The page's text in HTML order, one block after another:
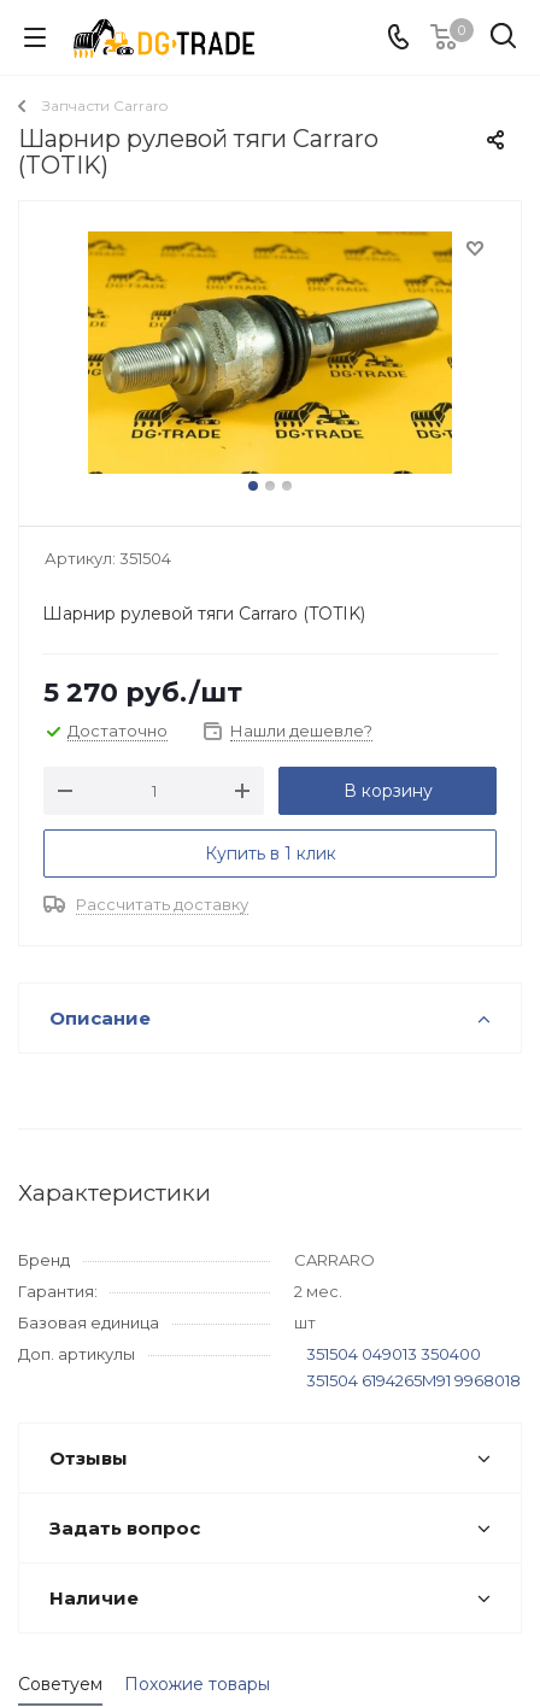
0
Запчасти Carraro
Шарнир рулевой тяги Carraro
(TOTIK)
Артикул: 351504
Шарнир рулевой тяги Carraro (TOTIK)
5 270 руб./шт
Достаточно Нашли дешевле?
В корзину
Купить в 1 клик
Рассчитать доставку
Описание
Характеристики
Бренд
CARRARO
Гарантия:
2 мес.
Базовая единица
шт
Доп. артикулы
351504 049013 350400
351504 6194265M91 9968018
Отзывы
Задать вопрос
Наличие
Советуем Похожие товары